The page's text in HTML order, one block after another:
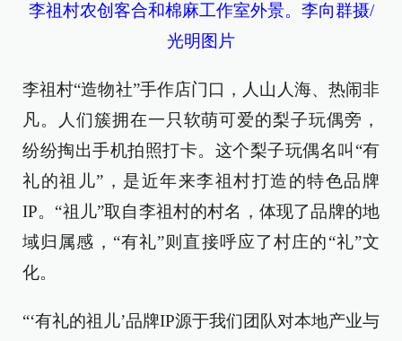
李祖村农创客合和棉麻工作室外景。李向群摄/
光明图片
李祖村“造物社”手作店门口，人山人海、热闹非
凡。人们簇拥在一只软萌可爱的梨子玩偶旁，
纷纷掏出手机拍照打卡。这个梨子玩偶名叫“有
礼的祖儿”，是近年来李祖村打造的特色品牌
IP。“祖儿”取自李祖村的村名，体现了品牌的地
域归属感，“有礼”则直接呼应了村庄的“礼”文
化。
“‘有礼的祖儿’品牌IP源于我们团队对本地产业与